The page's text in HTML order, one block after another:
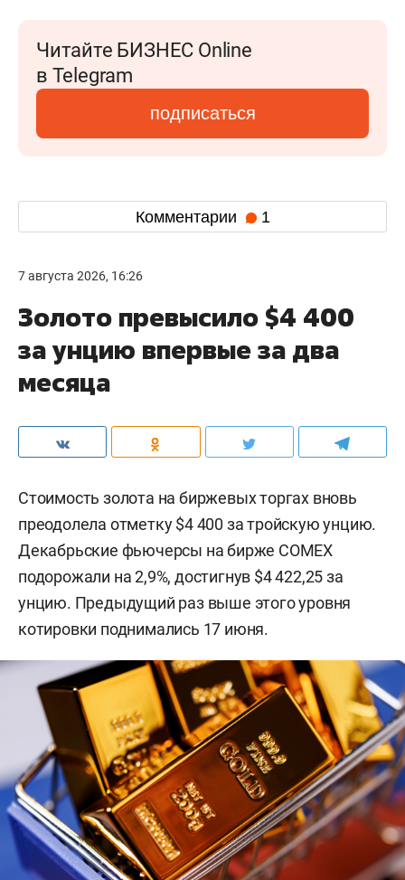
Читайте БИЗНЕС Online
в Telegram
подписаться
Комментарии 1
7 августа 2026, 16:26
Золото превысило $4 400
за унцию впервые за два
месяца
Стоимость золота на биржевых торгах вновь
преодолела отметку $4 400 за тройскую унцию.
Декабрьские фьючерсы на бирже COMEX
подорожали на 2,9%, достигнув $4 422,25 за
унцию. Предыдущий раз выше этого уровня
котировки поднимались 17 июня.